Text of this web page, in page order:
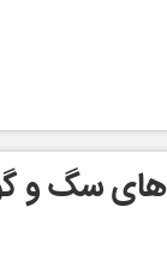
های سگ و